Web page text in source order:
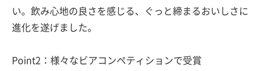
い。飲み心地の良さを感じる、ぐっと締まるおいしさに
進化を遂げました。
Point2：様々なビアコンペティションで受賞